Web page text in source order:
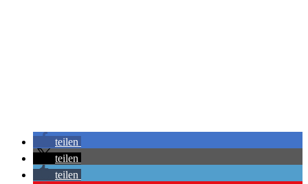
teilen
teilen
teilen